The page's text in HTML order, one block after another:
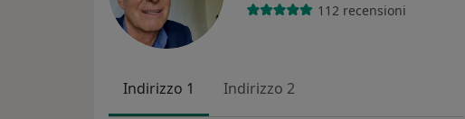
112 recensioni
Indirizzo 1 Indirizzo 2